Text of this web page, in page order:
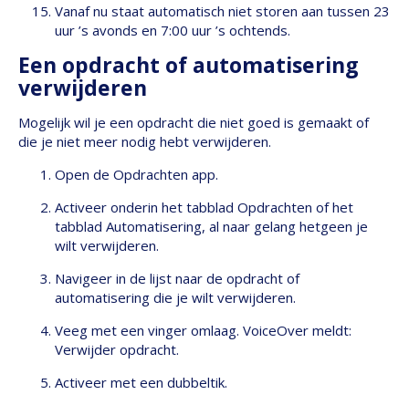
Vanaf nu staat automatisch niet storen aan tussen 23
uur ’s avonds en 7:00 uur ’s ochtends.
Een opdracht of automatisering
verwijderen
Mogelijk wil je een opdracht die niet goed is gemaakt of
die je niet meer nodig hebt verwijderen.
Open de Opdrachten app.
Activeer onderin het tabblad Opdrachten of het
tabblad Automatisering, al naar gelang hetgeen je
wilt verwijderen.
Navigeer in de lijst naar de opdracht of
automatisering die je wilt verwijderen.
Veeg met een vinger omlaag. VoiceOver meldt:
Verwijder opdracht.
Activeer met een dubbeltik.